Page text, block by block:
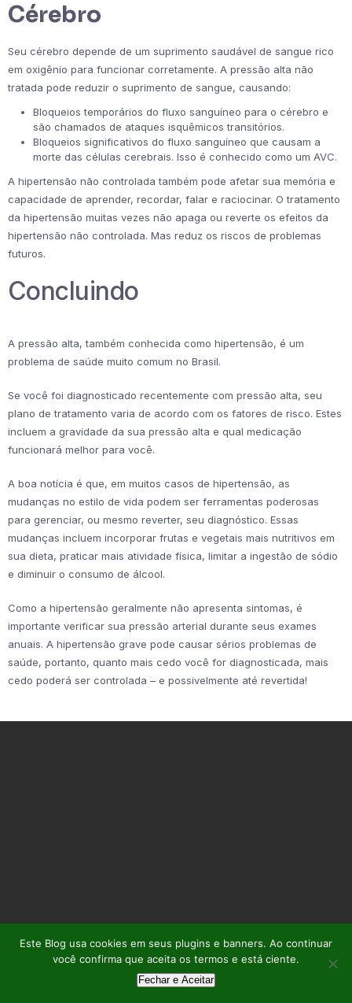
Cérebro
Seu cérebro depende de um suprimento saudável de sangue rico
em oxigênio para funcionar corretamente. A pressão alta não
tratada pode reduzir o suprimento de sangue, causando:
Bloqueios temporários do fluxo sanguíneo para o cérebro e
são chamados de ataques isquêmicos transitórios.
Bloqueios significativos do fluxo sanguíneo que causam a
morte das células cerebrais. Isso é conhecido como um AVC.
A hipertensão não controlada também pode afetar sua memória e
capacidade de aprender, recordar, falar e raciocinar. O tratamento
da hipertensão muitas vezes não apaga ou reverte os efeitos da
hipertensão não controlada. Mas reduz os riscos de problemas
futuros.
Concluindo
A pressão alta, também conhecida como hipertensão, é um
problema de saúde muito comum no Brasil.
Se você foi diagnosticado recentemente com pressão alta, seu
plano de tratamento varia de acordo com os fatores de risco. Estes
incluem a gravidade da sua pressão alta e qual medicação
funcionará melhor para você.
A boa notícia é que, em muitos casos de hipertensão, as
mudanças no estilo de vida podem ser ferramentas poderosas
para gerenciar, ou mesmo reverter, seu diagnóstico. Essas
mudanças incluem incorporar frutas e vegetais mais nutritivos em
sua dieta, praticar mais atividade física, limitar a ingestão de sódio
e diminuir o consumo de álcool.
Como a hipertensão geralmente não apresenta sintomas, é
importante verificar sua pressão arterial durante seus exames
anuais. A hipertensão grave pode causar sérios problemas de
saúde, portanto, quanto mais cedo você for diagnosticada, mais
cedo poderá ser controlada – e possivelmente até revertida!
Este Blog usa cookies em seus plugins e banners. Ao continuar
você confirma que aceita os termos e está ciente.
Fechar e Aceitar